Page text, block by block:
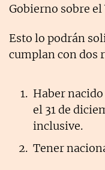
Gobierno sobre el
Esto lo podrán
cumplan con dos
Haber
el 31 de
inclusive.
Tener